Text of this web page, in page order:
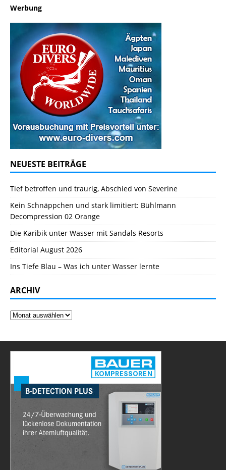
Werbung
NEUESTE BEITRÄGE
Tief betroffen und traurig, Abschied von Severine
Kein Schnäppchen und stark limitiert: Bühlmann
Decompression 02 Orange
Die Karibik unter Wasser mit Sandals Resorts
Editorial August 2026
Ins Tiefe Blau – Was ich unter Wasser lernte
ARCHIV